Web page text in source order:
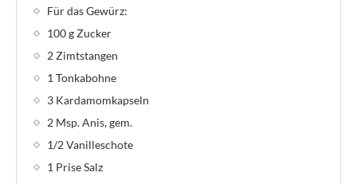
Für das Gewürz:
100 g Zucker
2 Zimtstangen
1 Tonkabohne
3 Kardamomkapseln
2 Msp. Anis, gem.
1/2 Vanilleschote
1 Prise Salz